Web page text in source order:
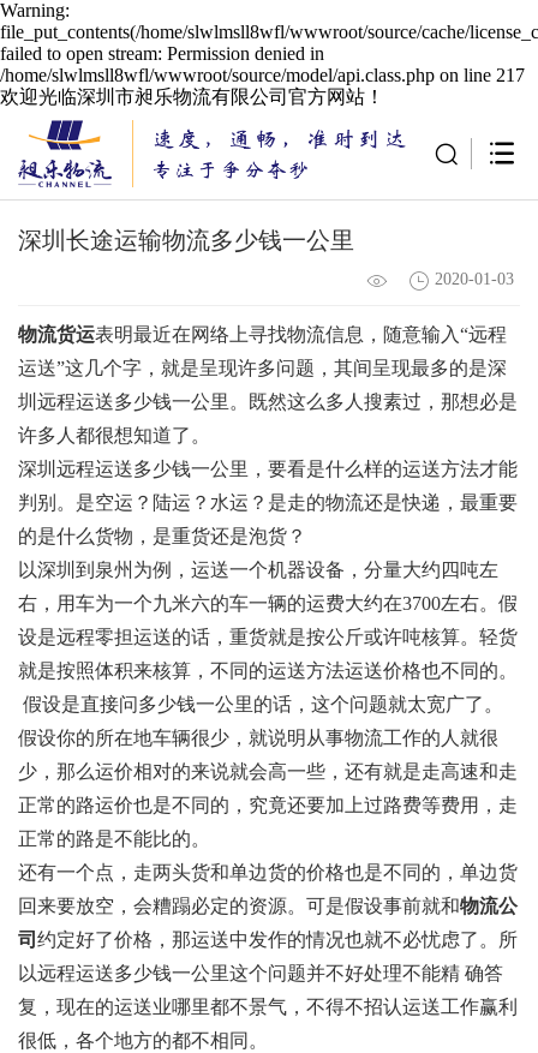
Warning:
file_put_contents(/home/slwlmsll8wfl/wwwroot/source/cache/
failed to open stream: Permission denied in
/home/slwlmsll8wfl/wwwroot/source/model/api.class.php on line 217
欢迎光临深圳市昶乐物流有限公司官方网站！
深圳长途运输物流多少钱一公里
2020-01-03
物流货运表明最近在网络上寻找物流信息，随意输入“远程
运送”这几个字，就是呈现许多问题，其间呈现最多的是深
圳远程运送多少钱一公里。既然这么多人搜素过，那想必是
许多人都很想知道了。
深圳远程运送多少钱一公里，要看是什么样的运送方法才能
判别。是空运？陆运？水运？是走的物流还是快递，最重要
的是什么货物，是重货还是泡货？
以深圳到泉州为例，运送一个机器设备，分量大约四吨左
右，用车为一个九米六的车一辆的运费大约在3700左右。假
设是远程零担运送的话，重货就是按公斤或许吨核算。轻货
就是按照体积来核算，不同的运送方法运送价格也不同的。
假设是直接问多少钱一公里的话，这个问题就太宽广了。
假设你的所在地车辆很少，就说明从事物流工作的人就很
少，那么运价相对的来说就会高一些，还有就是走高速和走
正常的路运价也是不同的，究竟还要加上过路费等费用，走
正常的路是不能比的。
还有一个点，走两头货和单边货的价格也是不同的，单边货
回来要放空，会糟蹋必定的资源。可是假设事前就和物流公
司 约定好了价格，那运送中发作的情况也就不必忧虑了。所
以远程运送多少钱一公里这个问题并不好处理不能精 确答
复，现在的运送业哪里都不景气，不得不招认运送工作赢利
很低，各个地方的都不相同。